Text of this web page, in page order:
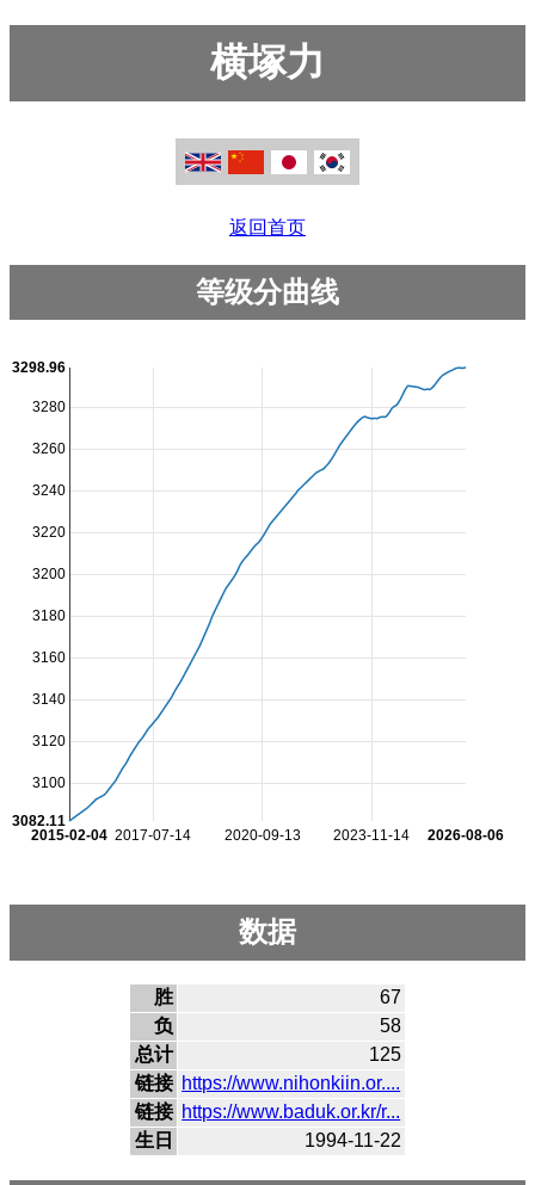
横塚力
返回首页
等级分曲线
2017-07-14 2020-09-13 2023-11-14
2015-02-04 2026-08-06
3100
3120
3140
3160
3180
3200
3220
3240
3260
3280
3082.11
3298.96
数据
胜
67
负
58
总计
125
链接 https://www.nihonkiin.or....
链接 https://www.baduk.or.kr/r...
生日
1994-11-22